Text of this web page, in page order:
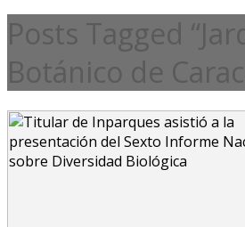
Posts Tagged
Botánico de